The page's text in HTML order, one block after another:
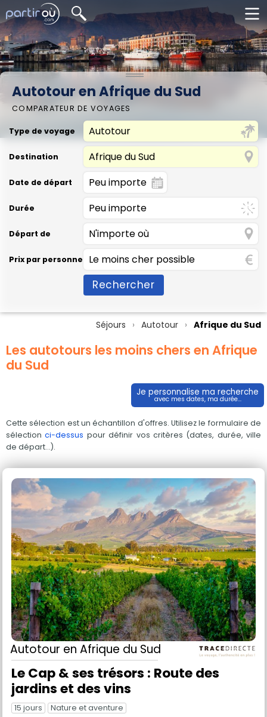
Autotour en Afrique du Sud
COMPARATEUR DE VOYAGES
Type de voyage
Destination
Date de départ
Durée
Départ de
Prix par personne
Rechercher
Séjours Autotour Afrique du Sud
Les autotours les moins chers en Afrique
du Sud
Je personnalise ma recherche
avec mes dates, ma durée...
Cette sélection est un échantillon d'offres. Utilisez le formulaire de
sélectionci-dessus pour définir vos critères (dates, durée, ville
de départ...).
Autotour en Afrique du Sud
Le Cap & ses trésors : Route des
jardins et des vins
15 jours Nature et aventure